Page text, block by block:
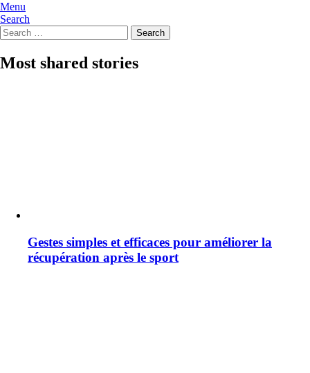
Menu
Search
Search
for:
Search
Most shared stories
Gestes simples et efficaces pour améliorer la
récupération après le sport